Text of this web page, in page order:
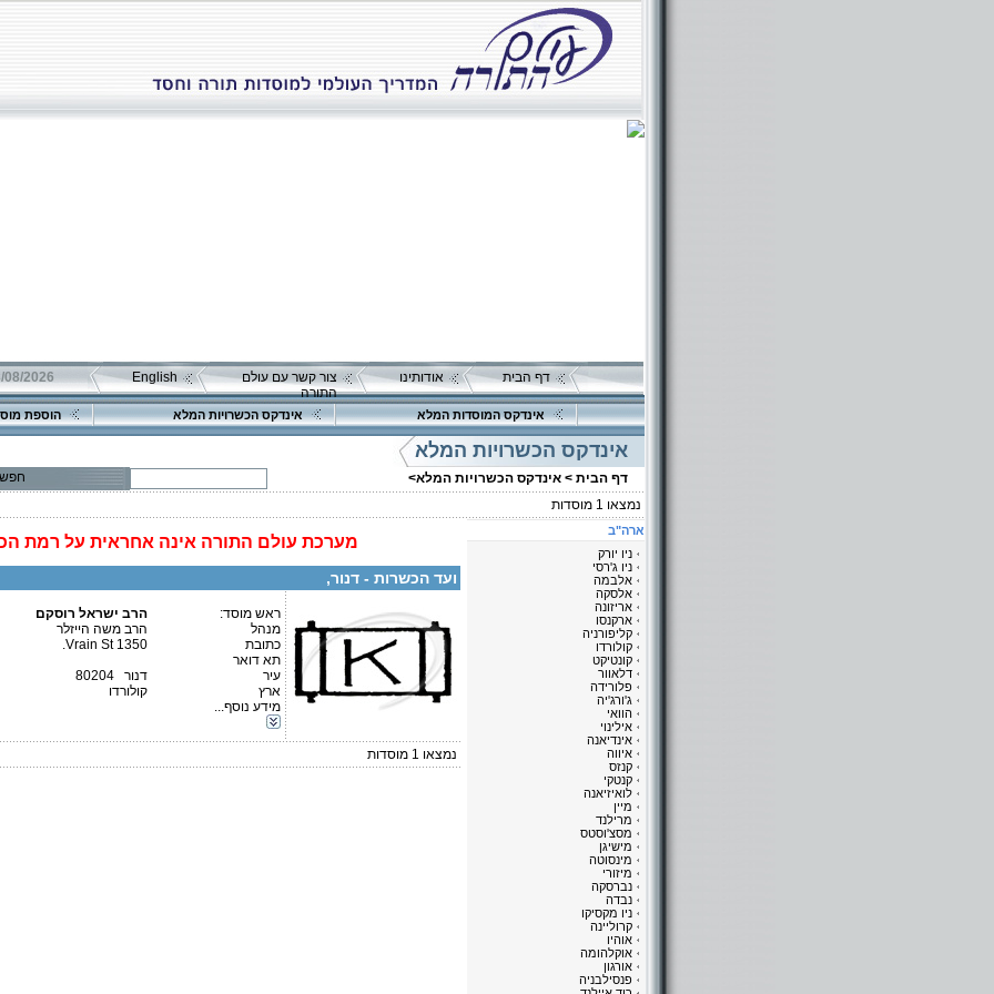
דף הבית אודותינו
צור קשר עם עולם
התורה
English 08/08/2026 שבת כ"ה
אינדקס המוסדות המלא אינדקס הכשרויות המלא הוספת
אינדקס הכשרויות המלא
דף הבית > אינדקס הכשרויות המלא>
חפש
נמצאו 1 מוסדות
מערכת עולם התורה אינה אחראית על רמת
ועד הכשרות - דנור,
ראש מוסד:
הרב ישראל רוסקם
מנהל
הרב משה הייזלר
כתובת
1350 Vrain St.
תא דואר
עיר
דנור 80204
ארץ
קולורדו
מידע נוסף...
טלפון 1:
טלפון 2:
איש קשר:
נמצאו 1 מוסדות
ארה"ב
ניו יורק
ניו ג'רסי
אלבמה
אלסקה
אריזונה
ארקנסו
קליפורניה
קולורדו
קונטיקט
דלאוור
פלורידה
ג'ורג'יה
הוואי
אילינוי
אינדיאנה
איווה
קנזס
קנטקי
לואיזיאנה
מיין
מרילנד
מסצ'וסטס
מישיגן
מינסוטה
מיזורי
נברסקה
נבדה
ניו מקסיקו
קרוליינה
אוהיו
אוקלהומה
אורגון
פנסילבניה